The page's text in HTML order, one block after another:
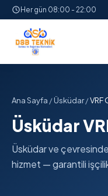
Her gün 08:00 - 22:00
Ana Sayfa /Üsküdar/VRF
Üsküdar
Üsküdar ve
hizmet — garantili